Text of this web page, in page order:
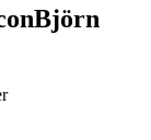
Björn